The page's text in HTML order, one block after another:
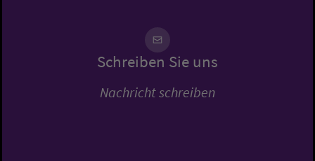
Schreiben Sie uns
Nachricht schreiben